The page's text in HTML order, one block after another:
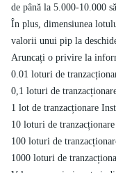
de până la 5.000-10.000
În plus, dimensiunea
valorii unui pip la
Aruncați o privire la
0.01 loturi de
0,1 loturi de
1 lot de tranzacționare
10 loturi de
100 loturi de
1000 loturi de